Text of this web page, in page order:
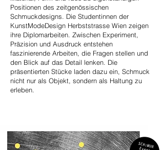
Positionen des zeitgenössischen
Schmuckdesigns. Die Studentinnen der
KunstModeDesign Herbststrasse Wien zeigen
ihre Diplomarbeiten. Zwischen Experiment,
Präzision und Ausdruck entstehen
faszinierende Arbeiten, die Fragen stellen und
den Blick auf das Detail lenken. Die
präsentierten Stücke laden dazu ein, Schmuck
nicht nur als Objekt, sondern als Haltung zu
erleben.